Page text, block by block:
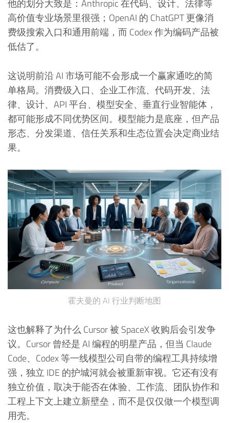
他的划分大致是：Anthropic 在代码、设计、法律等
高价值专业场景里很强；OpenAI 的 ChatGPT 更像消
费级搜索入口和通用前端，而 Codex 作为编码产品被
低估了。
这说明前沿 AI 市场可能不会形成一个赢家通吃的简
单格局。消费级入口、企业工作流、代码开发、法
律、设计、API 平台、模型安全、垂直行业智能体，
都可能形成不同优势区间。模型能力是底座，但产品
形态、分发渠道、信任关系和生态位置会决定商业结
果。
霍夫曼的 AI 行业判断地图
这也解释了为什么 Cursor 被 SpaceX 收购后会引发争
议。Cursor 曾经是 AI 编程的明星产品，但当 Claude
Code、Codex 等一线模型公司自带的编程工具持续增
强，独立 IDE 的护城河就会被重新审视。它还有没有
独立价值，取决于能否在体验、工作流、团队协作和
工程上下文上建立新壁垒，而不是仅仅做一个模型调
用壳。